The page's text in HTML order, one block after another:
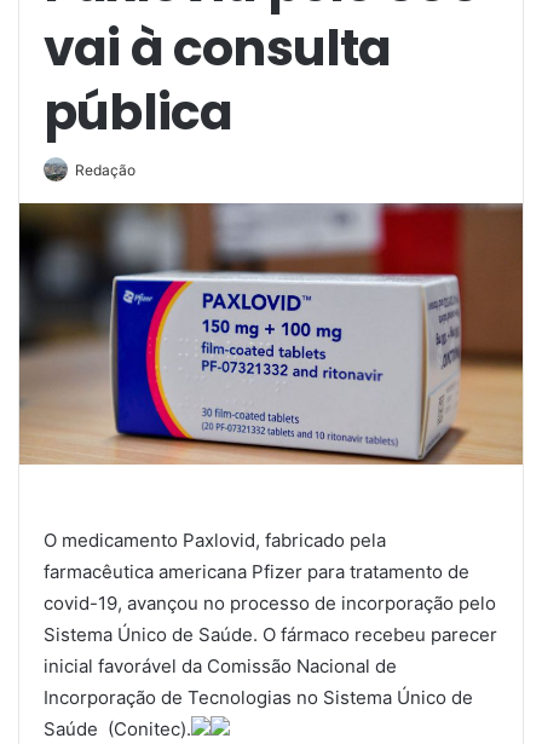
vai à consulta
pública
Redação
O medicamento Paxlovid, fabricado pela
farmacêutica americana Pfizer para tratamento de
covid-19, avançou no processo de incorporação pelo
Sistema Único de Saúde. O fármaco recebeu parecer
inicial favorável da Comissão Nacional de
Incorporação de Tecnologias no Sistema Único de
Saúde (Conitec).